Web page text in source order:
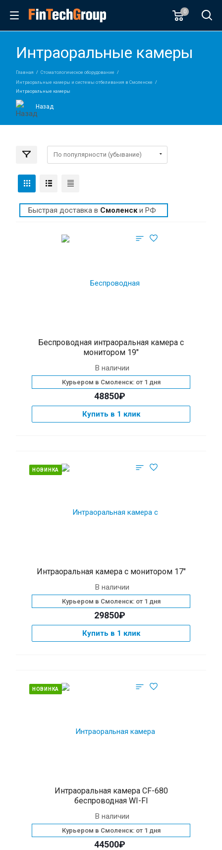
0
Интраоральные камеры
Главная
Стоматологическое оборудование
Интраоральные камеры и системы отбеливания в Смоленске
Интраоральные камеры
Назад
Быстрая доставка в Смоленски РФ
Беспроводная интраоральная камера с
монитором 19″
В наличии
Курьером в Смоленск: от 1 дня
48850₽
Купить в 1 клик
НОВИНКА
Интраоральная камера с монитором 17″
В наличии
Курьером в Смоленск: от 1 дня
29850₽
Купить в 1 клик
НОВИНКА
Интраоральная камера CF-680
беспроводная WI-FI
В наличии
Курьером в Смоленск: от 1 дня
44500₽